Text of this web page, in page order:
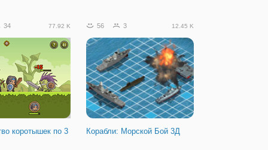
34 77.92 K
коротышек по 3
56 3 12.45 K
Корабли: Морской Бой 3Д